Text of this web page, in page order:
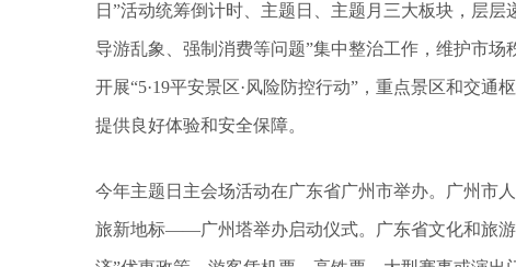
日”活动统筹倒计时、主题日、主题月三大板块，层
导游乱象、强制消费等问题”集中整治工作，维护市
开展“5·19平安景区·风险防控行动”，重点景区和交通
提供良好体验和安全保障。
今年主题日主会场活动在广东省广州市举办。广州市
旅新地标——广州塔举办启动仪式。广东省文化和旅